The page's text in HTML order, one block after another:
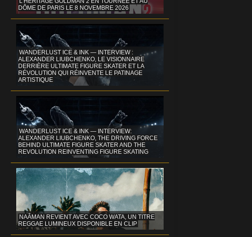
DÔME DE PARIS LE 8 NOVEMBRE 2026
WANDERLUST ICE & INK — INTERVIEW :
ALEXANDER LIUBCHENKO, LE VISIONNAIRE
DERRIÈRE ULTIMATE FIGURE SKATER ET LA
RÉVOLUTION QUI RÉINVENTE LE PATINAGE
ARTISTIQUE
WANDERLUST ICE & INK — INTERVIEW:
ALEXANDER LIUBCHENKO, THE DRIVING FORCE
BEHIND ULTIMATE FIGURE SKATER AND THE
REVOLUTION REINVENTING FIGURE SKATING
NAÂMAN REVIENT AVEC COCO WATA, UN TITRE
REGGAE LUMINEUX DISPONIBLE EN CLIP